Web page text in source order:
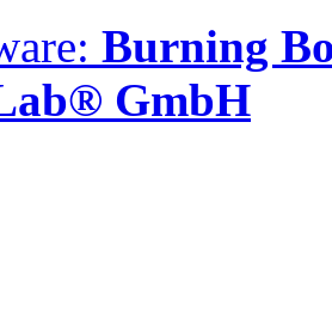
Burning
GmbH